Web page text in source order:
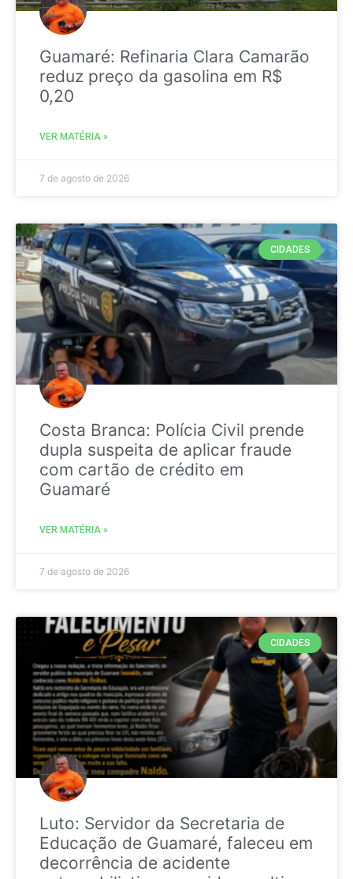
Guamaré: Refinaria Clara Camarão
reduz preço da gasolina em R$
0,20
VER MATÉRIA »
7 de agosto de 2026
CIDADES
Costa Branca: Polícia Civil prende
dupla suspeita de aplicar fraude
com cartão de crédito em
Guamaré
VER MATÉRIA »
7 de agosto de 2026
CIDADES
Luto: Servidor da Secretaria de
Educação de Guamaré, faleceu em
decorrência de acidente